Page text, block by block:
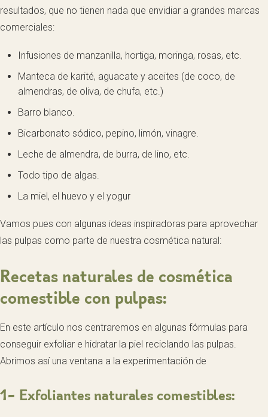
resultados, que no tienen nada que envidiar a grandes marcas
comerciales:
Infusiones de manzanilla, hortiga, moringa, rosas, etc.
Manteca de karité, aguacate y aceites (de coco, de
almendras, de oliva, de chufa, etc.)
Barro blanco.
Bicarbonato sódico, pepino, limón, vinagre.
Leche de almendra, de burra, de lino, etc.
Todo tipo de algas.
La miel, el huevo y el yogur
Vamos pues con algunas ideas inspiradoras para aprovechar
las pulpas como parte de nuestra cosmética natural:
Recetas naturales de cosmética
comestible con pulpas:
En este artículo nos centraremos en algunas fórmulas para
conseguir exfoliar e hidratar la piel reciclando las pulpas.
Abrimos así una ventana a la experimentación de
1- Exfoliantes naturales comestibles: